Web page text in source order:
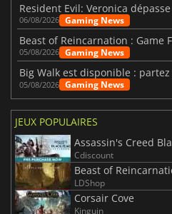
06/08/2026 Gaming News
05/08/2026 Gaming News
05/08/2026 Gaming News
JEUX POPULAIRES
Assassin's Creed
Cdiscount
Beast of
LDShop
Corsair Cove
Kinguin